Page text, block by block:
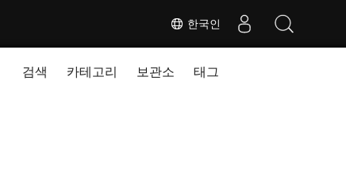
한국인
검색 카테고리 보관소 태그